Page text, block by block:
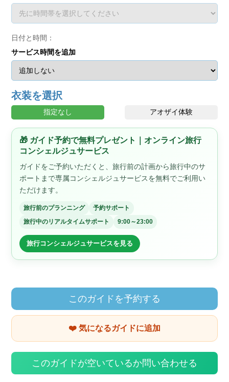
日付と時間：
サービス時間を追加
衣装を選択
指定なし アオザイ体験
🎁 ガイド予約で無料プレゼント｜オンライン旅行
コンシェルジュサービス
ガイドをご予約いただくと、旅行前の計画から旅行中のサ
ポートまで専属コンシェルジュサービスを無料でご利用い
ただけます。
旅行前のプランニング
予約サポート
旅行中のリアルタイムサポート
9:00～23:00
旅行コンシェルジュサービスを見る
このガイドを予約する
❤️ 気になるガイドに追加
このガイドが空いているか問い合わせる